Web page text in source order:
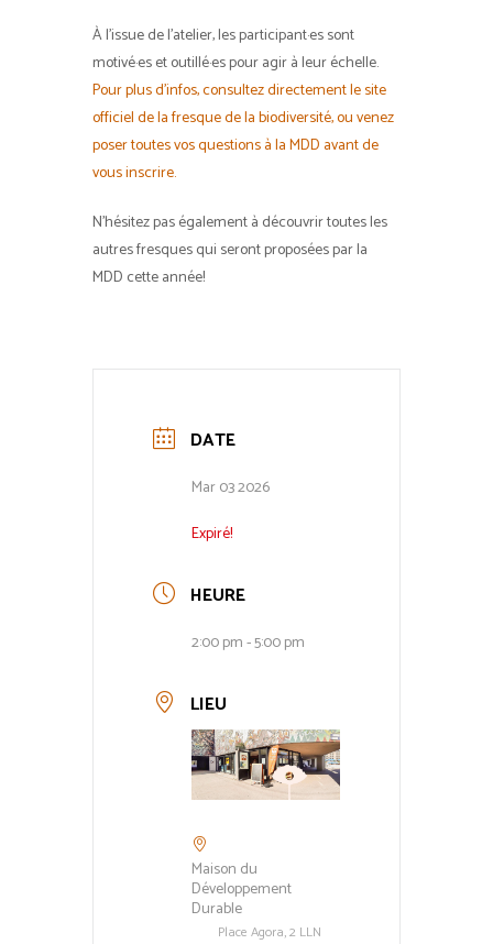
À l’issue de l’atelier, les participant·es sont
motivé·es et outillé·es pour agir à leur échelle.
Pour plus d’infos, consultez directement le site
officiel de la fresque de la biodiversité, ou venez
poser toutes vos questions à la MDD avant de
vous inscrire.
N’hésitez pas également à découvrir toutes les
autres fresques qui seront proposées par la
MDD cette année!
DATE
Mar 03 2026
Expiré!
HEURE
2:00 pm - 5:00 pm
LIEU
Maison du
Développement
Durable
Place Agora, 2 LLN